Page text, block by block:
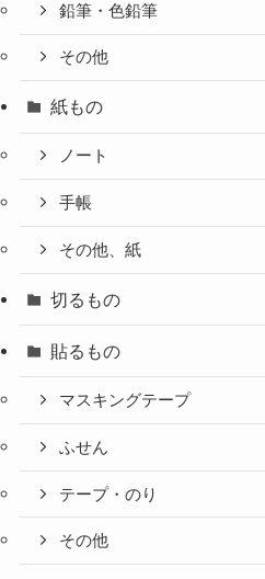
鉛筆・色鉛筆
その他
紙もの
ノート
手帳
その他、紙
切るもの
貼るもの
マスキングテープ
ふせん
テープ・のり
その他